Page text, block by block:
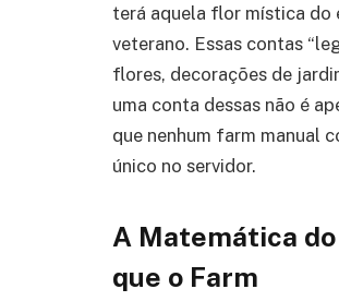
terá aquela flor mística do
veterano. Essas contas
flores, decorações de
uma conta dessas não é
que nenhum farm manual
único no servidor.
A Matemática do
que o Farm